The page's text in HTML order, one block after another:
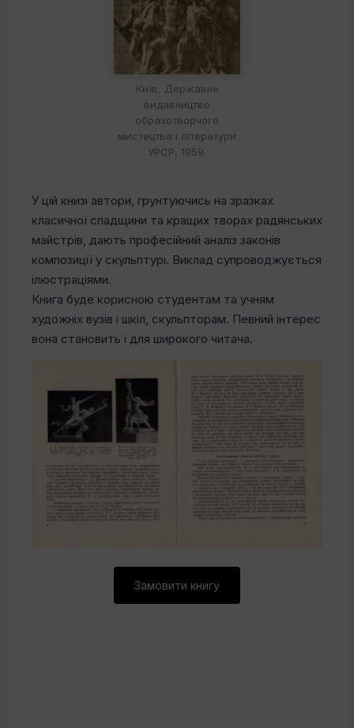
Київ, Державне
видавництво
образотворчого
мистецтва і літератури
УРСР, 1959.
У цій книзі автори, грунтуючись на зразках
класичної спадщини та кращих творах радянських
майстрів, дають професійний аналіз законів
композиції у скульптурі. Виклад супроводжується
ілюстраціями.
Книга буде корисною студентам та учням
художніх вузів і шкіл, скульпторам. Певний інтерес
вона становить і для широкого читача.
Замовити книгу